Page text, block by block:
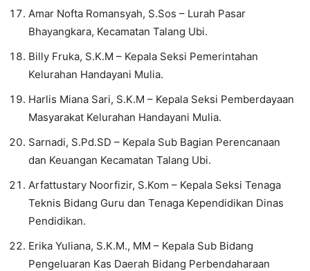
Amar Nofta Romansyah, S.Sos – Lurah Pasar
Bhayangkara, Kecamatan Talang Ubi.
Billy Fruka, S.K.M – Kepala Seksi Pemerintahan
Kelurahan Handayani Mulia.
Harlis Miana Sari, S.K.M – Kepala Seksi Pemberdayaan
Masyarakat Kelurahan Handayani Mulia.
Sarnadi, S.Pd.SD – Kepala Sub Bagian Perencanaan
dan Keuangan Kecamatan Talang Ubi.
Arfattustary Noorfizir, S.Kom – Kepala Seksi Tenaga
Teknis Bidang Guru dan Tenaga Kependidikan Dinas
Pendidikan.
Erika Yuliana, S.K.M., MM – Kepala Sub Bidang
Pengeluaran Kas Daerah Bidang Perbendaharaan